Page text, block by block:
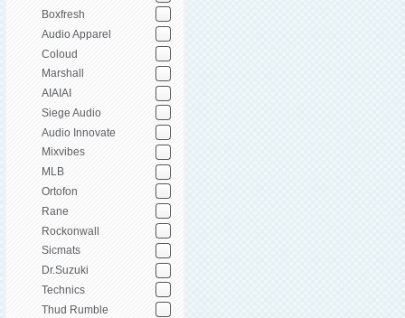
Boxfresh
Audio Apparel
Coloud
Marshall
AIAIAI
Siege Audio
Audio Innovate
Mixvibes
MLB
Ortofon
Rane
Rockonwall
Sicmats
Dr.Suzuki
Technics
Thud Rumble